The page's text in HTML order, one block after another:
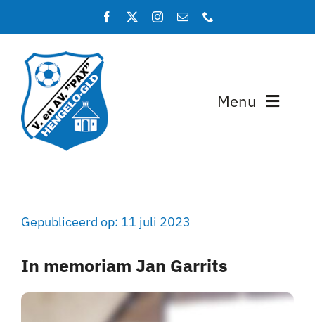
naar
inhoud
Menu
Teams
Lidmaatschap
Gepubliceerd op: 11 juli 2023
In memoriam Jan Garrits